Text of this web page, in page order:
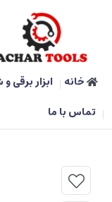
خانه ابزار برقی
تماس با ما